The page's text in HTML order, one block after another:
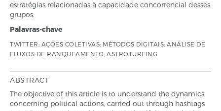
estratégias relacionadas à capacidade concorrencial desses
grupos.
Palavras-chave
TWITTER; AÇÕES COLETIVAS; MÉTODOS DIGITAIS; ANÁLISE DE
FLUXOS DE RANQUEAMENTO; ASTROTURFING
ABSTRACT
The objective of this article is to understand the dynamics
concerning political actions, carried out through hashtags